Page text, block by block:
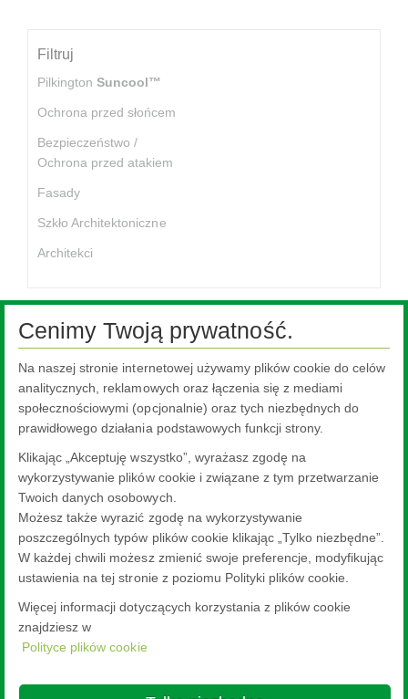
Filtruj
Pilkington Suncool™
Ochrona przed słońcem
Bezpieczeństwo /
Ochrona przed atakiem
Fasady
Szkło Architektoniczne
Architekci
Ta treść jest niedostępna, ponieważ wymaga włączenia plików
cookie, które są obecnie zablokowane. Aby zmienić swoje
ustawienia, kliknij tutaj.
Head Office - 3-5-27 Mita Minato-ku Tokyo
Cenimy Twoją prywatność.
Na naszej stronie internetowej używamy plików cookie do celów
analitycznych, reklamowych oraz łączenia się z mediami
społecznościowymi (opcjonalnie) oraz tych niezbędnych do
prawidłowego działania podstawowych funkcji strony.
Klikając „Akceptuję wszystko”, wyrażasz zgodę na
wykorzystywanie plików cookie i związane z tym przetwarzanie
Twoich danych osobowych.
Możesz także wyrazić zgodę na wykorzystywanie
poszczególnych typów plików cookie klikając „Tylko niezbędne”.
W każdej chwili możesz zmienić swoje preferencje, modyfikując
ustawienia na tej stronie z poziomu Polityki plików cookie.
Więcej informacji dotyczących korzystania z plików cookie
znajdziesz w
Polityce plików cookie